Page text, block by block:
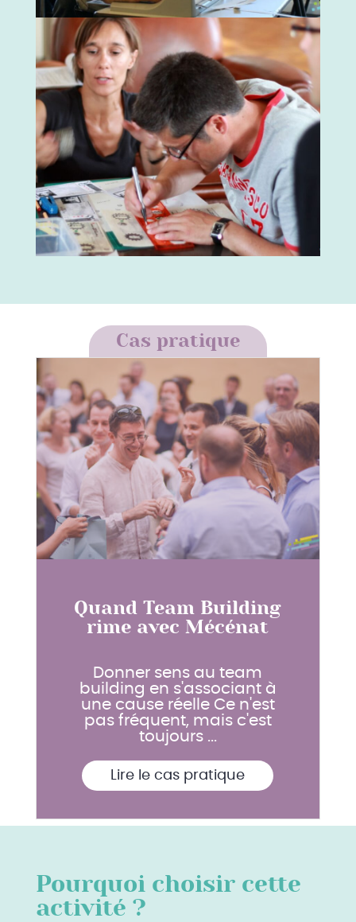
Cas pratique
Quand Team Building
rime avec Mécénat
Donner sens au team
building en s'associant à
une cause réelle Ce n'est
pas fréquent, mais c'est
toujours ...
Lire le cas pratique
Pourquoi choisir cette
activité ?